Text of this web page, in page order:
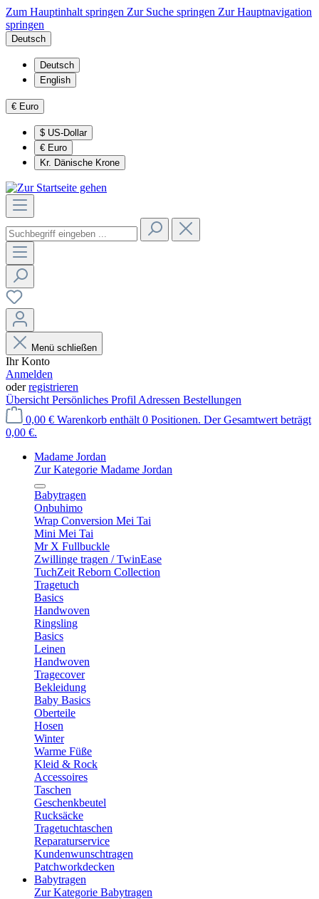
Zum Hauptinhalt springen Zur Suche springen Zur Hauptnavigation
springen
Deutsch
Deutsch
English
€ Euro
$ US-Dollar
€ Euro
Kr. Dänische Krone
Menü schließen
Ihr Konto
Anmelden
oderregistrieren
Übersicht Persönliches Profil Adressen Bestellungen
0,00 € Warenkorb enthält 0 Positionen. Der Gesamtwert beträgt
0,00 €.
Madame Jordan
Zur Kategorie Madame Jordan
Babytragen
Onbuhimo
Wrap Conversion Mei Tai
Mini Mei Tai
Mr X Fullbuckle
Zwillinge tragen / TwinEase
TuchZeit Reborn Collection
Tragetuch
Basics
Handwoven
Ringsling
Basics
Leinen
Handwoven
Tragecover
Bekleidung
Baby Basics
Oberteile
Hosen
Winter
Warme Füße
Kleid & Rock
Accessoires
Taschen
Geschenkbeutel
Rucksäcke
Tragetuchtaschen
Reparaturservice
Kundenwunschtragen
Patchworkdecken
Babytragen
Zur Kategorie Babytragen